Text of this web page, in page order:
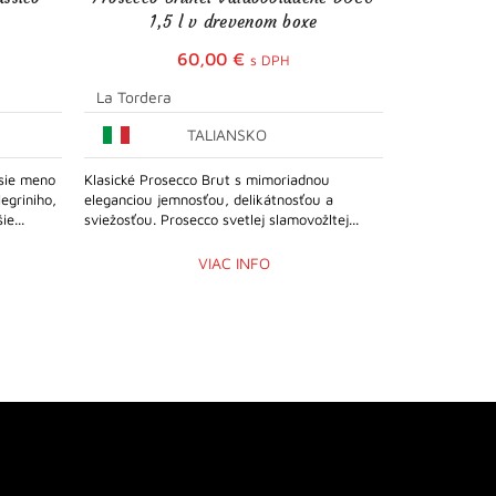
meno
1,5 l v drevenom boxe
60,00 € s DPH
La Tordera
TALIANSKO
Klasické Prosecco Brut s mimoriadnou
eleganciou jemnosťou, delikátnosťou a
sviežosťou. Prosecco svetlej slamovožltej...
VIAC INFO